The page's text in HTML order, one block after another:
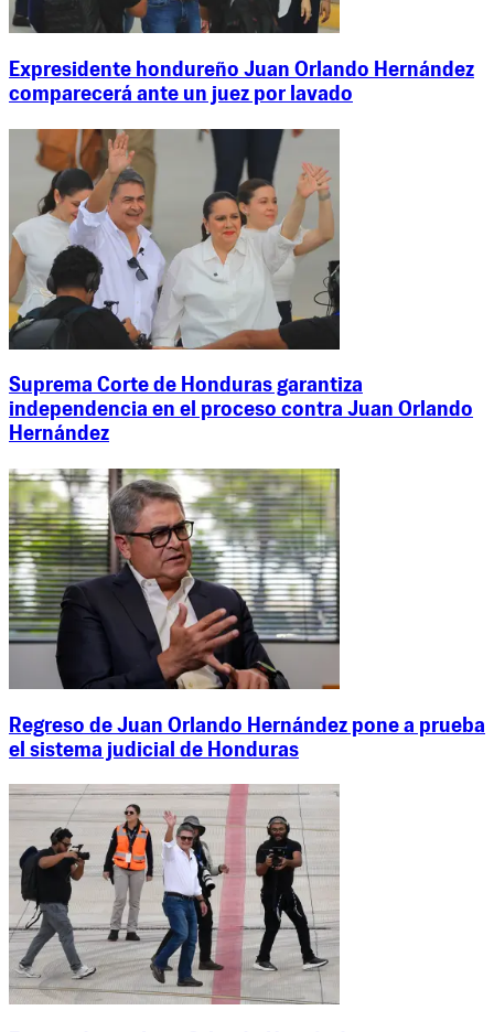
Expresidente hondureño Juan Orlando Hernández
comparecerá ante un juez por lavado
Suprema Corte de Honduras garantiza
independencia en el proceso contra Juan Orlando
Hernández
Regreso de Juan Orlando Hernández pone a prueba
el sistema judicial de Honduras